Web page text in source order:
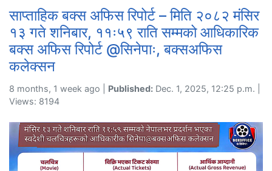
साप्ताहिक बक्स अफिस रिपोर्ट – मिति २०८२ मंसिर
१३ गते शनिबार, ११ः५९ राति सम्मको आधिकारिक
बक्स अफिस रिपोर्ट @सिनेपाः, बक्सअफिस
कलेक्सन
8 months, 1 week ago | Published: Dec. 1, 2025, 12:25 p.m. |
Views: 8194